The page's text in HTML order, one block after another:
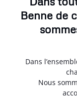
Benne de
Dans
Nous